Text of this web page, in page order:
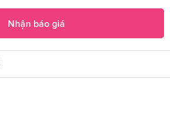
Nhận báo giá